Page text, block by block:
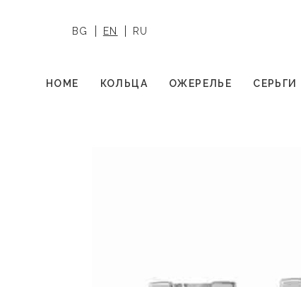
BG EN RU
HOME КОЛЬЦА ОЖЕРЕЛЬЕ СЕРЬГИ